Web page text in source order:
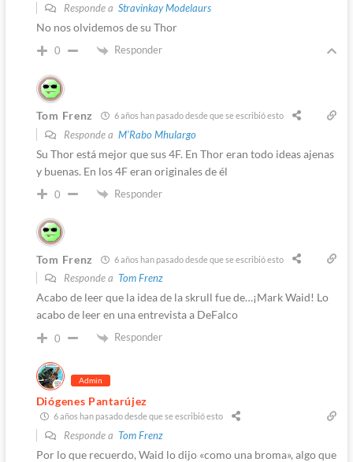
Responde a Stravinkay Modelaurs
No nos olvidemos de su Thor
0 Responder
Tom Frenz 6 años han pasado desde que se escribió esto
Responde a M'Rabo Mhulargo
Su Thor está mejor que sus 4F. En Thor eran todo ideas ajenas
y buenas. En los 4F eran originales de él
0 Responder
Tom Frenz 6 años han pasado desde que se escribió esto
Responde a Tom Frenz
Acabo de leer que la idea de la skrull fue de…¡Mark Waid! Lo
acabo de leer en una entrevista a DeFalco
0 Responder
Admin
Diógenes Pantarújez
6 años han pasado desde que se escribió esto
Responde a Tom Frenz
Por lo que recuerdo, Waid lo dijo «como una broma», algo que